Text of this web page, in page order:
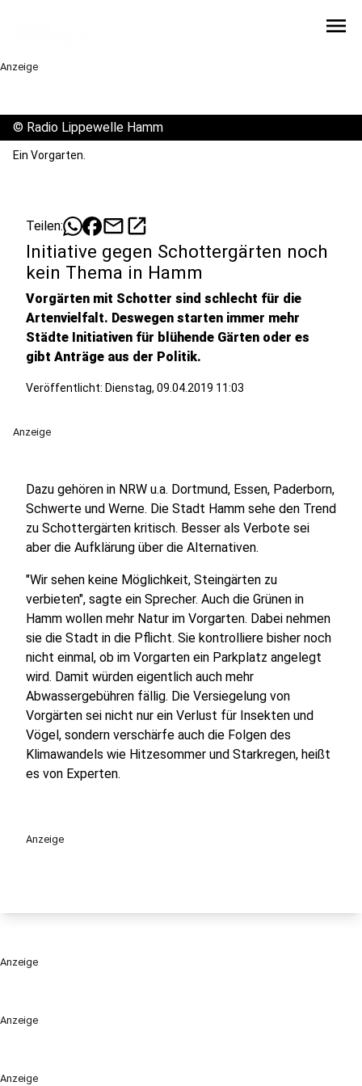
menu
Anzeige
Anzeige
Anzeige
© Radio Lippewelle Hamm
Ein Vorgarten.
Teilen: mailopen_in_new
Initiative gegen Schottergärten noch
kein Thema in Hamm
Vorgärten mit Schotter sind schlecht für die
Artenvielfalt. Deswegen starten immer mehr
Städte Initiativen für blühende Gärten oder es
gibt Anträge aus der Politik.
Veröffentlicht: Dienstag, 09.04.2019 11:03
Anzeige
Dazu gehören in NRW u.a. Dortmund, Essen, Paderborn,
Schwerte und Werne. Die Stadt Hamm sehe den Trend
zu Schottergärten kritisch. Besser als Verbote sei
aber die Aufklärung über die Alternativen.
"Wir sehen keine Möglichkeit, Steingärten zu
verbieten", sagte ein Sprecher. Auch die Grünen in
Hamm wollen mehr Natur im Vorgarten. Dabei nehmen
sie die Stadt in die Pflicht. Sie kontrolliere bisher noch
nicht einmal, ob im Vorgarten ein Parkplatz angelegt
wird. Damit würden eigentlich auch mehr
Abwassergebühren fällig. Die Versiegelung von
Vorgärten sei nicht nur ein Verlust für Insekten und
Vögel, sondern verschärfe auch die Folgen des
Klimawandels wie Hitzesommer und Starkregen, heißt
es von Experten.
Anzeige
Anzeige